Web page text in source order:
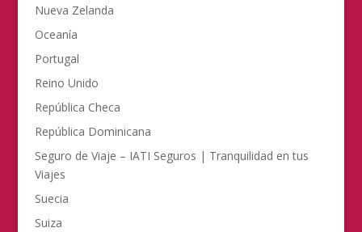
Nueva Zelanda
Oceanía
Portugal
Reino Unido
República Checa
República Dominicana
Seguro de Viaje – IATI Seguros | Tranquilidad en tus
Viajes
Suecia
Suiza